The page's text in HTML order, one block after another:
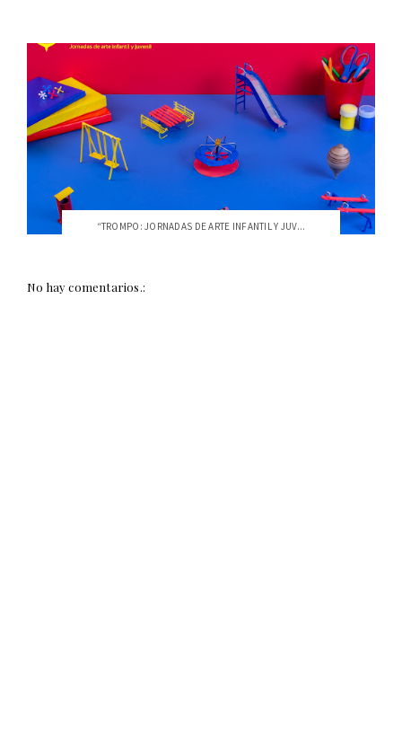
“TROMPO: JORNADAS DE ARTE INFANTIL Y JUV...
No hay comentarios.: